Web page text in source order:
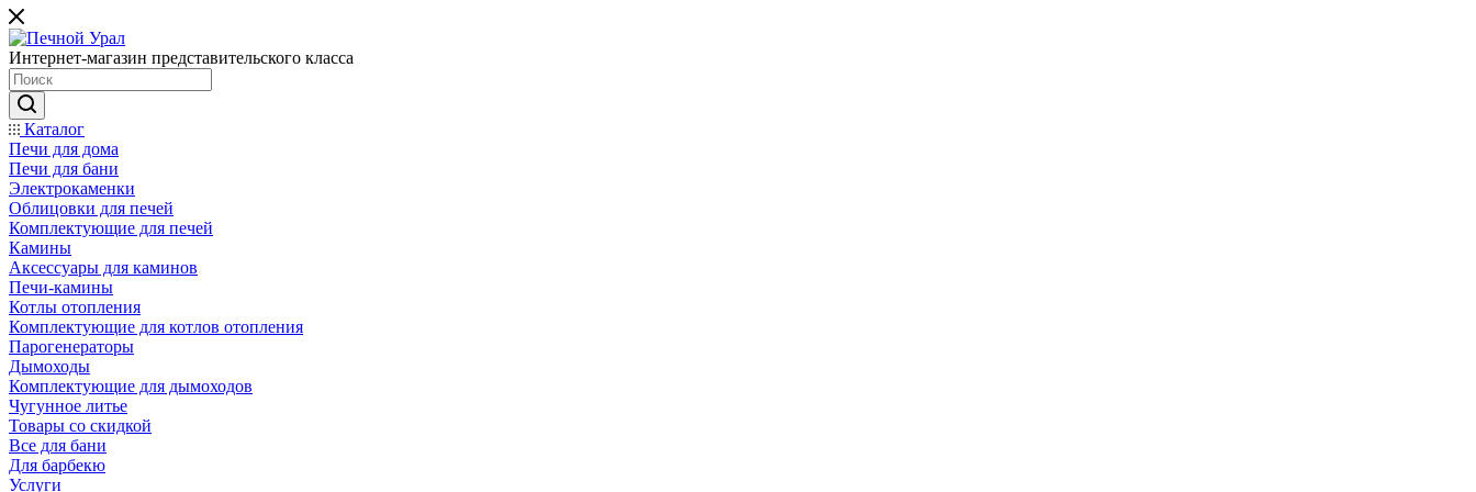
Интернет-магазин представительского класса
Каталог
Печи для дома
Печи для бани
Электрокаменки
Облицовки для печей
Комплектующие для печей
Камины
Аксессуары для каминов
Печи-камины
Котлы отопления
Комплектующие для котлов отопления
Парогенераторы
Дымоходы
Комплектующие для дымоходов
Чугунное литье
Товары со скидкой
Все для бани
Для барбекю
Услуги